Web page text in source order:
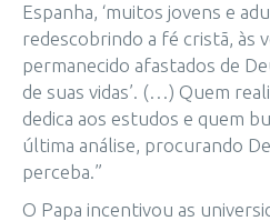
Espanha, ‘muitos jovens e
redescobrindo a fé cristã, às
permanecido afastados de
de suas vidas’. (…) Quem
dedica aos estudos e quem
última análise, procurando
perceba.”
O Papa incentivou as